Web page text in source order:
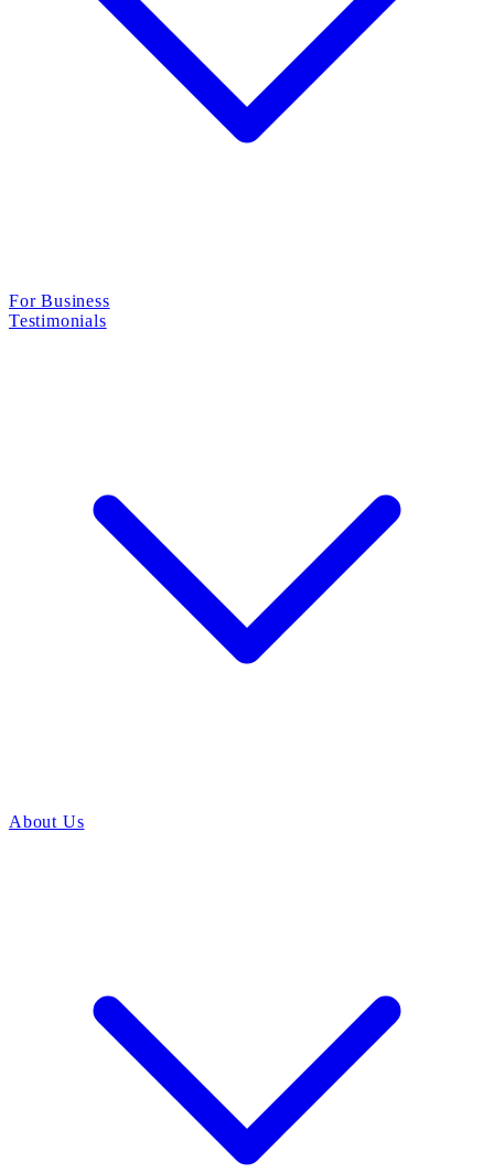
For Business
Testimonials
About Us